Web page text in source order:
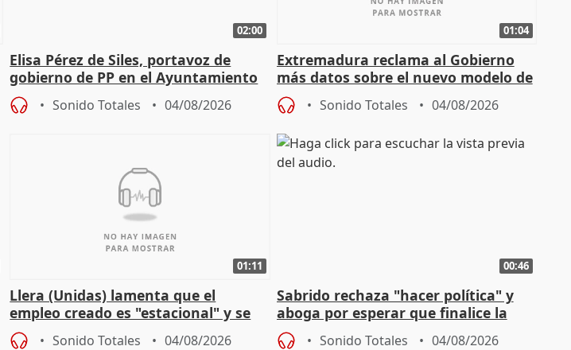
02:00
Elisa Pérez de Siles, portavoz de
gobierno de PP en el Ayuntamiento
de Málaga, deja la política
Sonido Totales 04/08/2026
01:04
Extremadura reclama al Gobierno
más datos sobre el nuevo modelo de
financiación
Sonido Totales 04/08/2026
01:11
Llera (Unidas) lamenta que el
empleo creado es "estacional" y se
"esfumará" al acabar el verano
Sonido Totales 04/08/2026
00:46
Sabrido rechaza "hacer política" y
aboga por esperar que finalice la
investigación del incendio
Sonido Totales 04/08/2026